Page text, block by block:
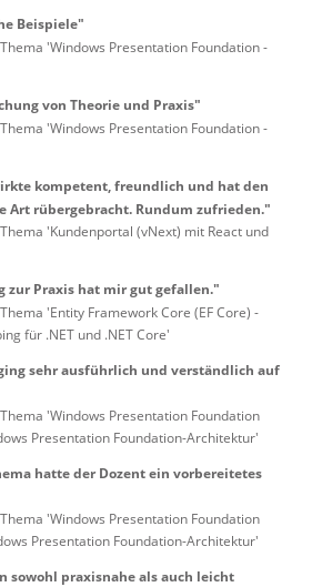
Beispiele"
'Windows Presentation Foundation -
von Theorie und Praxis"
'Windows Presentation Foundation -
kompetent, freundlich und hat den
Art rübergebracht. Rundum zufrieden."
'Kundenportal (vNext) mit React und
zur Praxis hat mir gut gefallen."
'Entity Framework Core (EF Core) -
für .NET und .NET Core'
sehr ausführlich und verständlich auf
'Windows Presentation Foundation
Presentation Foundation-Architektur'
hatte der Dozent ein vorbereitetes
'Windows Presentation Foundation
Presentation Foundation-Architektur'
sowohl praxisnahe als auch leicht